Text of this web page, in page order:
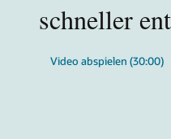
schneller
Video abspielen (30:00)